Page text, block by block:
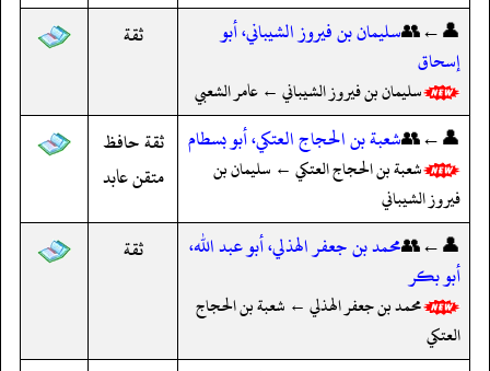
👤←👥سليمان بن فيروز الشيباني، أبو
إسحاق
سليمان بن فيروز الشيباني ← عامر الشعبي
ثقة
👤←👥شعبة بن الحجاج العتكي، أبو بسطام
شعبة بن الحجاج العتكي ← سليمان بن
فيروز الشيباني
ثقة حافظ
متقن عابد
👤←👥محمد بن جعفر الهذلي، أبو عبد الله،
أبو بكر
محمد بن جعفر الهذلي ← شعبة بن الحجاج
العتكي
ثقة